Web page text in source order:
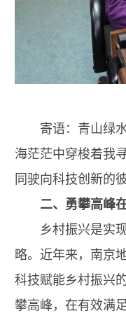
寄语：青山绿
海茫茫中穿梭着我
同驶向科技创新的彼
二、勇攀高峰
乡村振兴是实
略。近年来，南京
科技赋能乡村振兴
攀高峰，在有效满